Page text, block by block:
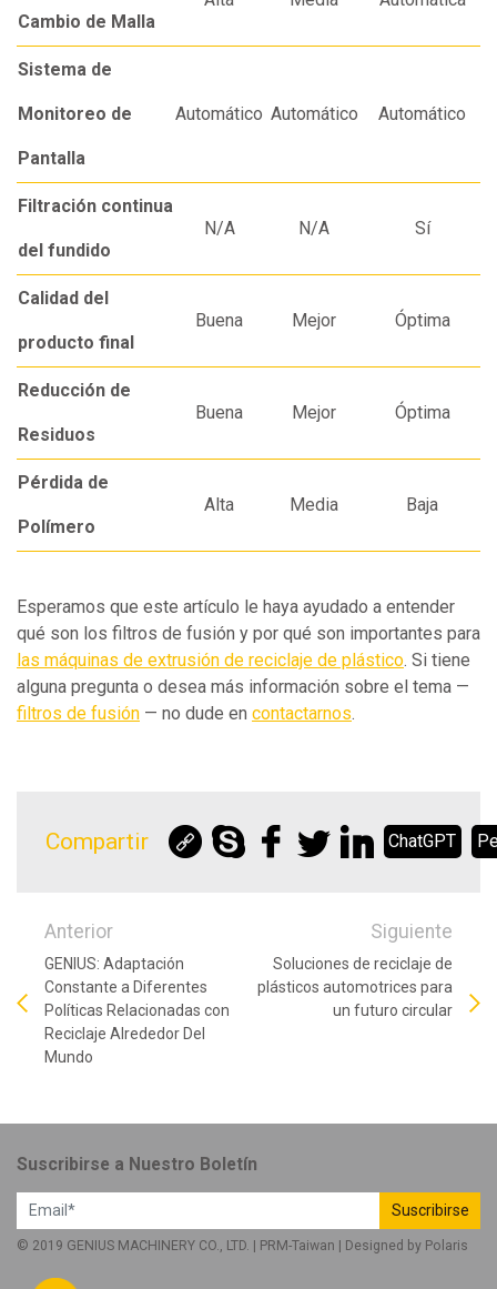
Cambio de Malla
Sistema de
Monitoreo de
Pantalla
Automático Automático Automático
Filtración continua
del fundido
N/A N/A Sí
Calidad del
producto final
Buena Mejor Óptima
Reducción de
Residuos
Buena Mejor Óptima
Pérdida de
Polímero
Alta Media Baja
Esperamos que este artículo le haya ayudado a entender
qué son los filtros de fusión y por qué son importantes para
las máquinas de extrusión de reciclaje de plástico. Si tiene
alguna pregunta o desea más información sobre el tema —
filtros de fusión — no dude en contactarnos.
Compartir ChatGPT
Anterior
GENIUS: Adaptación
Constante a Diferentes
Políticas Relacionadas con
Reciclaje Alrededor Del
Mundo
Siguiente
Soluciones de reciclaje de
plásticos automotrices para
un futuro circular
Suscribirse a Nuestro Boletín
Suscribirse
© 2019 GENIUS MACHINERY CO., LTD. | PRM-Taiwan | Designed by Polaris